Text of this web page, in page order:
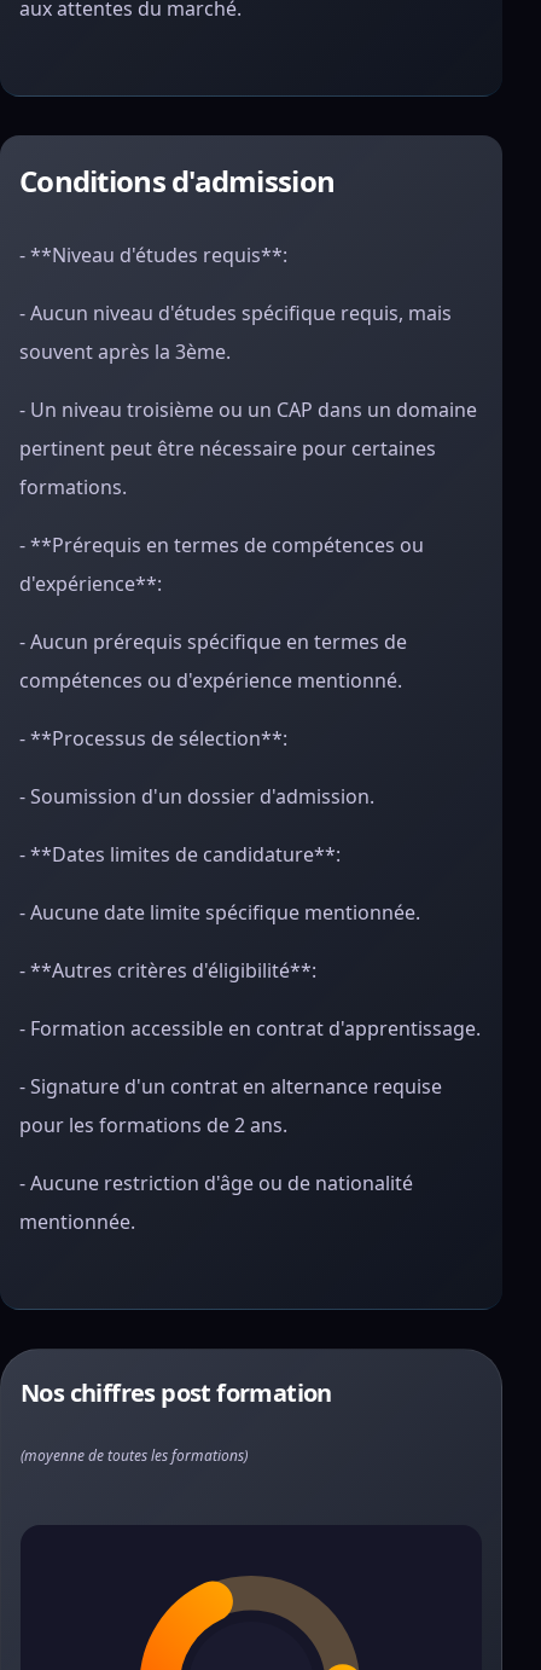
aux attentes du marché.
Conditions d'admission
- **Niveau d'études requis**:
- Aucun niveau d'études spécifique requis, mais
souvent après la 3ème.
- Un niveau troisième ou un CAP dans un domaine
pertinent peut être nécessaire pour certaines
formations.
- **Prérequis en termes de compétences ou
d'expérience**:
- Aucun prérequis spécifique en termes de
compétences ou d'expérience mentionné.
- **Processus de sélection**:
- Soumission d'un dossier d'admission.
- **Dates limites de candidature**:
- Aucune date limite spécifique mentionnée.
- **Autres critères d'éligibilité**:
- Formation accessible en contrat d'apprentissage.
- Signature d'un contrat en alternance requise
pour les formations de 2 ans.
- Aucune restriction d'âge ou de nationalité
mentionnée.
Nos chiffres post formation
(moyenne de toutes les formations)